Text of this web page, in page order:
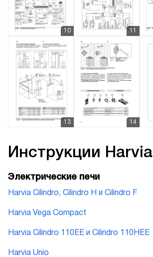
Инструкции Harvia
Электрические печи
Harvia Cilindro, Cilindro H и Cilindro F
Harvia Vega Compact
Harvia Cilindro 110EE и Cilindro 110HEE
Harvia Unio